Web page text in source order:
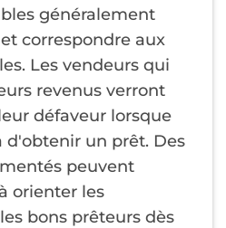
généralement
correspondre aux
Les vendeurs qui
revenus verront
défaveur lorsque
d'obtenir un prêt. Des
peuvent
orienter les
bons prêteurs dès